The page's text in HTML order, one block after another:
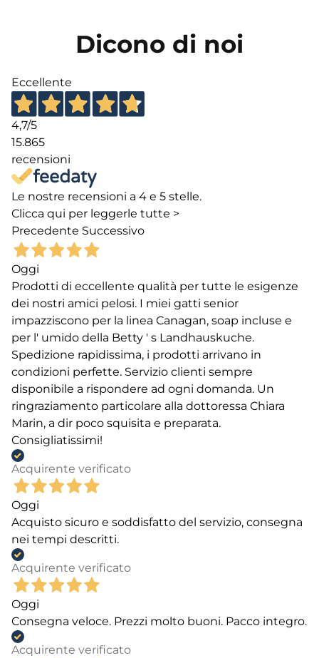
Dicono di noi
Eccellente
4,7/5
15.865
recensioni
Le nostre recensioni a 4 e 5 stelle.
Clicca qui per leggerle tutte >
Precedente Successivo
Oggi
Prodotti di eccellente qualità per tutte le esigenze
dei nostri amici pelosi. I miei gatti senior
impazziscono per la linea Canagan, soap incluse e
per l' umido della Betty ' s Landhauskuche.
Spedizione rapidissima, i prodotti arrivano in
condizioni perfette. Servizio clienti sempre
disponibile a rispondere ad ogni domanda. Un
ringraziamento particolare alla dottoressa Chiara
Marin, a dir poco squisita e preparata.
Consigliatissimi!
Acquirente verificato
Oggi
Acquisto sicuro e soddisfatto del servizio, consegna
nei tempi descritti.
Acquirente verificato
Oggi
Consegna veloce. Prezzi molto buoni. Pacco integro.
Acquirente verificato